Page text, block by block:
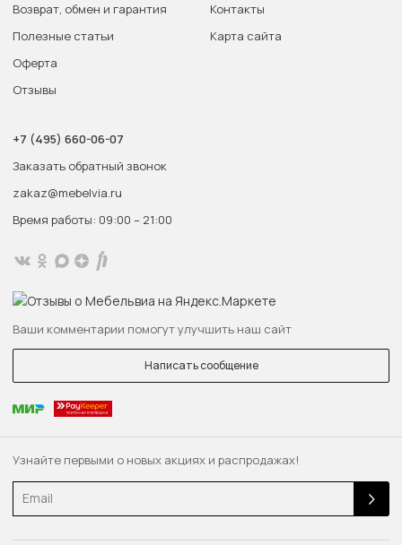
Узнайте первыми о новых акциях и распродажах!
Email
Возврат, обмен и гарантия
Полезные статьи
Оферта
Отзывы
Контакты
Карта сайта
+7 (495) 660-06-07
Заказать обратный звонок
zakaz@mebelvia.ru
Время работы: 09:00 – 21:00
Ваши комментарии помогут улучшить наш сайт
Написать сообщение